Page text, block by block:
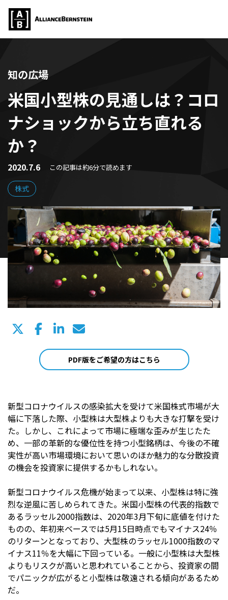
知の広場
米国小型株の見通しは？コロ
ナショックから立ち直れる
か？
2020.7.6 この記事は約6分で読めます
株式
PDF版をご希望の方はこちら
新型コロナウイルスの感染拡大を受けて米国株式市場が大
幅に下落した際、小型株は大型株よりも大きな打撃を受け
た。しかし、これによって市場に極端な歪みが生じたた
め、一部の革新的な優位性を持つ小型銘柄は、今後の不確
実性が高い市場環境において思いのほか魅力的な分散投資
の機会を投資家に提供するかもしれない。
新型コロナウイルス危機が始まって以来、小型株は特に強
烈な逆風に苦しめられてきた。米国小型株の代表的指数で
あるラッセル2000指数は、2020年3月下旬に底値を付けた
ものの、年初来ベースでは5月15日時点でもマイナス24％
のリターンとなっており、大型株のラッセル1000指数のマ
イナス11％を大幅に下回っている。一般に小型株は大型株
よりもリスクが高いと思われていることから、投資家の間
でパニックが広がると小型株は敬遠される傾向があるため
だ。